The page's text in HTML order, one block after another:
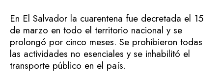
En El Salvador la cuarentena fue decretada el 15
de marzo en todo el territorio nacional y se
prolongó por cinco meses. Se prohibieron todas
las actividades no esenciales y se inhabilitó el
transporte público en el país.